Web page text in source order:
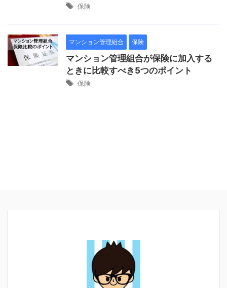
保険
マンション管理組合 保険
マンション管理組合が保険に加入する
ときに比較すべき5つのポイント
保険